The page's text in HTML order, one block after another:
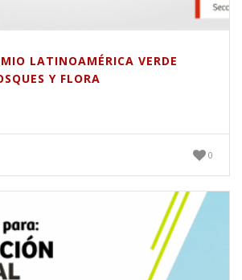
LATINOAMÉRICA VERDE
Y FLORA
0